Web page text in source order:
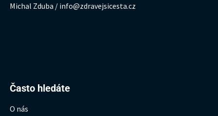
Michal Zduba / info@zdravejsicesta.cz
Často hledáte
O nás
Hledat: